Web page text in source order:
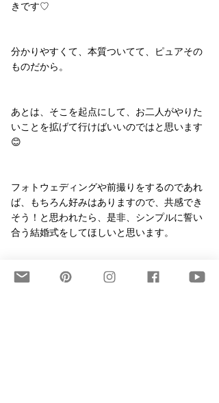
きです♡
分かりやすくて、本質ついてて、ピュアその
ものだから。
あとは、そこを起点にして、お二人がやりた
いことを拡げて行けばいいのではと思います
😊
フォトウェディングや前撮りをするのであれ
ば、もちろん好みはありますので、共感でき
そう！と思われたら、是非、シンプルに誓い
合う結婚式をしてほしいと思います。
今後も定期的にClubhouseに参加できればと思